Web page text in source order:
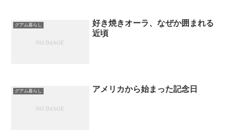
グアム暮らし
好き焼きオーラ、なぜか囲まれる
近頃
グアム暮らし アメリカから始まった記念日